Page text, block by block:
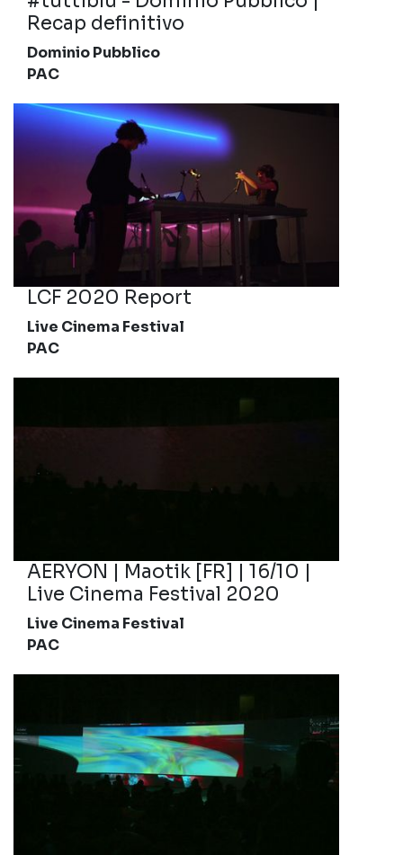
Recap definitivo
Dominio Pubblico
PAC
LCF 2020 Report
Live Cinema Festival
PAC
AERYON | Maotik [FR] | 16/10 |
Live Cinema Festival 2020
Live Cinema Festival
PAC